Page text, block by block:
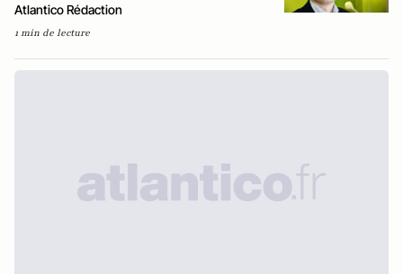
Atlantico Rédaction
1 min de lecture